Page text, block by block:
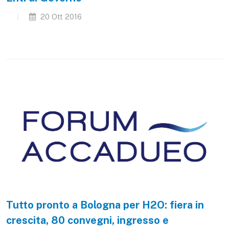
20 Ott 2016
Tutto pronto a Bologna per H2O: fiera in
crescita, 80 convegni, ingresso e